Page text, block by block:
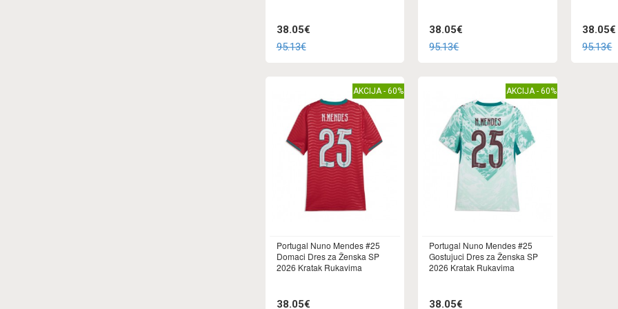
38.05€
95.13€
38.05€
95.13€
38.05€
95.13€
AKCIJA - 60%
Portugal Nuno Mendes #25
Domaci Dres za Ženska SP
2026 Kratak Rukavima
38.05€
AKCIJA - 60%
Portugal Nuno Mendes #25
Gostujuci Dres za Ženska SP
2026 Kratak Rukavima
38.05€